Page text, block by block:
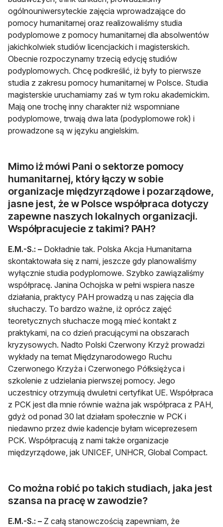
ogólnouniwersyteckie zajęcia wprowadzające do
pomocy humanitarnej oraz realizowaliśmy studia
podyplomowe z pomocy humanitarnej dla absolwentów
jakichkolwiek studiów licencjackich i magisterskich.
Obecnie rozpoczynamy trzecią edycję studiów
podyplomowych. Chcę podkreślić, iż były to pierwsze
studia z zakresu pomocy humanitarnej w Polsce. Studia
magisterskie uruchamiamy zaś w tym roku akademickim.
Mają one trochę inny charakter niż wspomniane
podyplomowe, trwają dwa lata (podyplomowe rok) i
prowadzone są w języku angielskim.
Mimo iż mówi Pani o sektorze pomocy
humanitarnej, który łączy w sobie
organizacje międzyrządowe i pozarządowe,
jasne jest, że w Polsce współpraca dotyczy
zapewne naszych lokalnych organizacji.
Współpracujecie z takimi? PAH?
E.M.-S.: – Dokładnie tak. Polska Akcja Humanitarna
skontaktowała się z nami, jeszcze gdy planowaliśmy
wyłącznie studia podyplomowe. Szybko zawiązaliśmy
współpracę. Janina Ochojska w pełni wspiera nasze
działania, praktycy PAH prowadzą u nas zajęcia dla
słuchaczy. To bardzo ważne, iż oprócz zajęć
teoretycznych słuchacze mogą mieć kontakt z
praktykami, na co dzień pracującymi na obszarach
kryzysowych. Nadto Polski Czerwony Krzyż prowadzi
wykłady na temat Międzynarodowego Ruchu
Czerwonego Krzyża i Czerwonego Półksiężyca i
szkolenie z udzielania pierwszej pomocy. Jego
uczestnicy otrzymują dwuletni certyfikat UE. Współpraca
z PCK jest dla mnie równie ważna jak współpraca z PAH,
gdyż od ponad 30 lat działam społecznie w PCK i
niedawno przez dwie kadencje byłam wiceprezesem
PCK. Współpracują z nami także organizacje
międzyrządowe, jak UNICEF, UNHCR, Global Compact.
Co można robić po takich studiach, jaka jest
szansa na pracę w zawodzie?
E.M.-S.: – Z całą stanowczością zapewniam, że